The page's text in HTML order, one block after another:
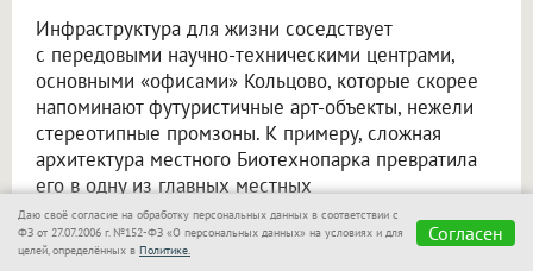
Инфраструктура для жизни соседствует
с передовыми научно-техническими центрами,
основными «офисами» Кольцово, которые скорее
напоминают футуристичные арт-объекты, нежели
стереотипные промзоны. К примеру, сложная
архитектура местного Биотехнопарка превратила
его в одну из главных местных
достопримечательностей. При этом все зоны —
как досуговые, так и деловые — связаны системой
общественного транспорта, что позволяет легко
Даю своё согласие на обработку персональных данных в соответствии с
ФЗ от 27.07.2006 г. №152-ФЗ «О персональных данных» на условиях и для
целей, определённых в Политике.
Согласен